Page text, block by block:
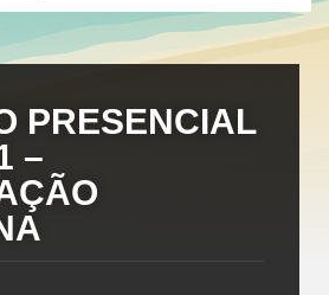
PRESENCIAL
–